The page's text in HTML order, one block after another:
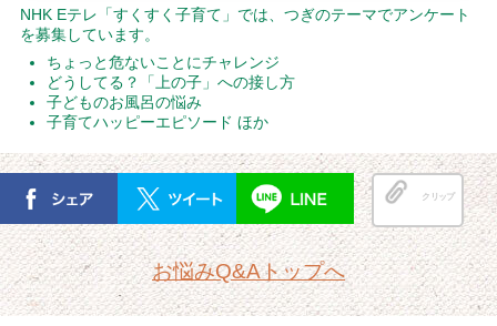
NHK Eテレ「すくすく子育て」では、つぎのテーマでアンケート
を募集しています。
ちょっと危ないことにチャレンジ
どうしてる？「上の子」への接し方
子どものお風呂の悩み
子育てハッピーエピソード ほか
クリップ
お悩みQ&Aトップへ